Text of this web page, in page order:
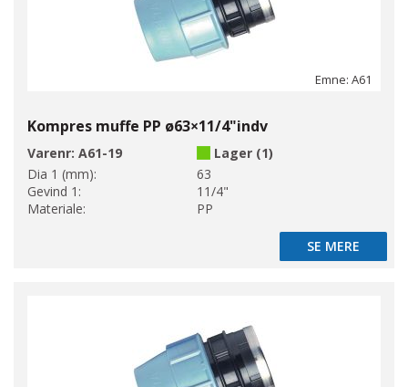
Emne: A61
Kompres muffe PP ø63×11/4"indv
Varenr: A61-19
Lager (1)
Dia 1 (mm):
63
Gevind 1:
11/4"
Materiale:
PP
SE MERE
SE MERE